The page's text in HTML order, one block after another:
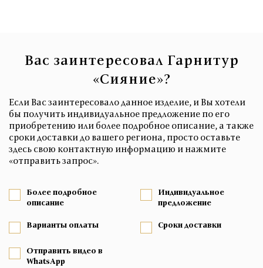
Вас заинтересовал Гарнитур
«Сияние»?
Если Вас заинтересовало данное изделие, и Вы хотели
бы получить индивидуальное предложение по его
приобретению или более подробное описание, а также
сроки доставки до вашего региона, просто оставьте
здесь свою контактную информацию и нажмите
«отправить запрос».
Более подробное
описание
Индивидуальное
предложение
Варианты оплаты Сроки доставки
Отправить видео в
WhatsApp